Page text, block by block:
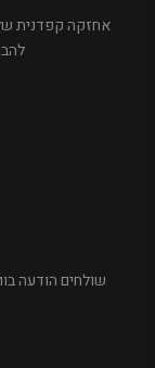
אחזקה קפדנית
שולחים הודעה